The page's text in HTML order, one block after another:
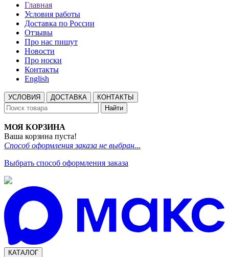
Главная
Условия работы
Доставка по России
Отзывы
Про нас пишут
Новости
Про носки
Контакты
English
УСЛОВИЯ ДОСТАВКА
КОНТАКТЫ
Найти
МОЯ КОРЗИНА
Ваша корзина пуста!
Способ оформления заказа не выбран...
Выбрать способ оформления заказа
КАТАЛОГ